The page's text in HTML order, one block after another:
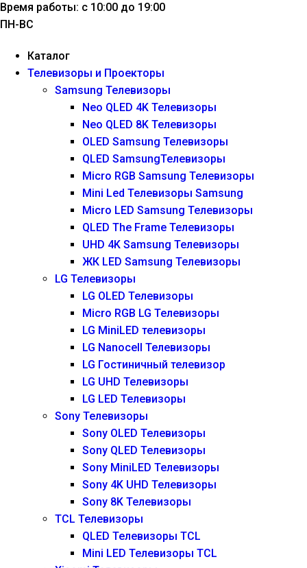
Время работы: с 10:00 до 19:00
ПН-ВС
Каталог
Телевизоры и Проекторы
Samsung Телевизоры
Neo QLED 4K Телевизоры
Neo QLED 8K Телевизоры
OLED Samsung Телевизоры
QLED SamsungТелевизоры
Micro RGB Samsung Телевизоры
Mini Led Телевизоры Samsung
Micro LED Samsung Телевизоры
QLED The Frame Телевизоры
UHD 4K Samsung Телевизоры
ЖК LED Samsung Телевизоры
LG Телевизоры
LG OLED Телевизоры
Micro RGB LG Телевизоры
LG MiniLED телевизоры
LG Nanocell Телевизоры
LG Гостиничный телевизор
LG UHD Телевизоры
LG LED Телевизоры
Sony Телевизоры
Sony OLED Телевизоры
Sony QLED Телевизоры
Sony MiniLED Телевизоры
Sony 4K UHD Телевизоры
Sony 8K Телевизоры
TCL Телевизоры
QLED Телевизоры TCL
Mini LED Телевизоры TCL